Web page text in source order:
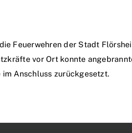
Feuerwehren der Stadt
vor Ort konnte
Anschluss zurückgesetzt.